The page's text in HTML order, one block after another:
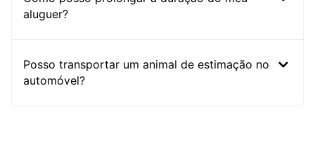
aluguer?
Posso transportar um animal de estimação no
automóvel?